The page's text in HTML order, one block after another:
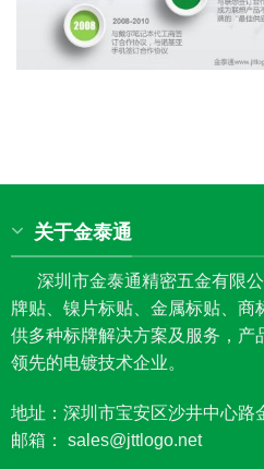
关于金泰通
深圳市金泰通精密五金有限公
牌贴、镍片标贴、金属标贴、商
供多种标牌解决方案及服务，产
领先的电镀技术企业。
地址：深圳市宝安区沙井中心路
邮箱： sales@jttlogo.net